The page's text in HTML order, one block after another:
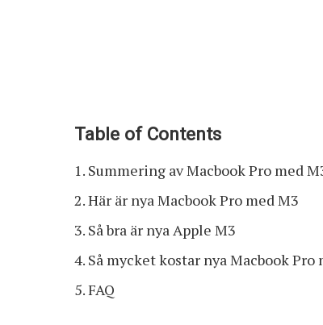
Table of Contents
Summering av Macbook Pro med
Här är nya Macbook Pro med M3
Så bra är nya Apple M3
Så mycket kostar nya Macbook Pro
FAQ